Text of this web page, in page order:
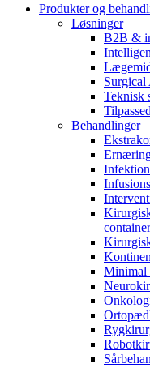
Produkter og
Løsninger
B2B &
Surgical
Teknisk
Behandlinger
Minimal